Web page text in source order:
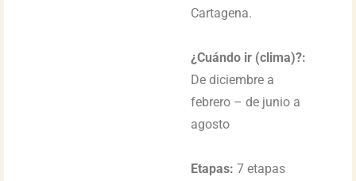
Cartagena.
¿Cuándo ir (clima)?:
De diciembre a
febrero – de junio a
agosto
Etapas: 7 etapas